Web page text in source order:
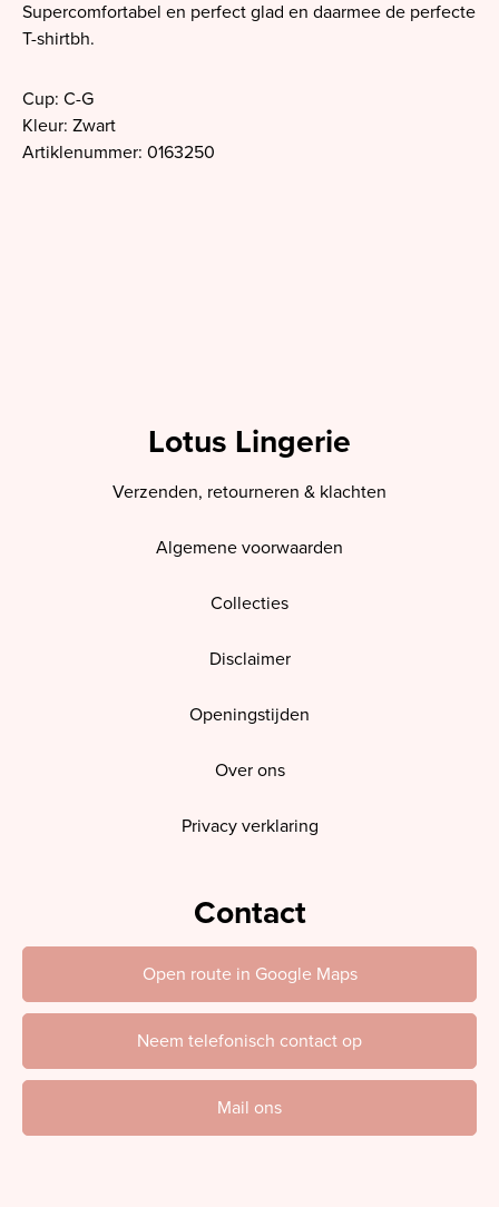
Supercomfortabel en perfect glad en daarmee de perfecte
T-shirtbh.
Cup: C-G
Kleur: Zwart
Artiklenummer: 0163250
Lotus Lingerie
Verzenden, retourneren & klachten
Algemene voorwaarden
Collecties
Disclaimer
Openingstijden
Over ons
Privacy verklaring
Contact
Open route in Google Maps
Neem telefonisch contact op
Mail ons